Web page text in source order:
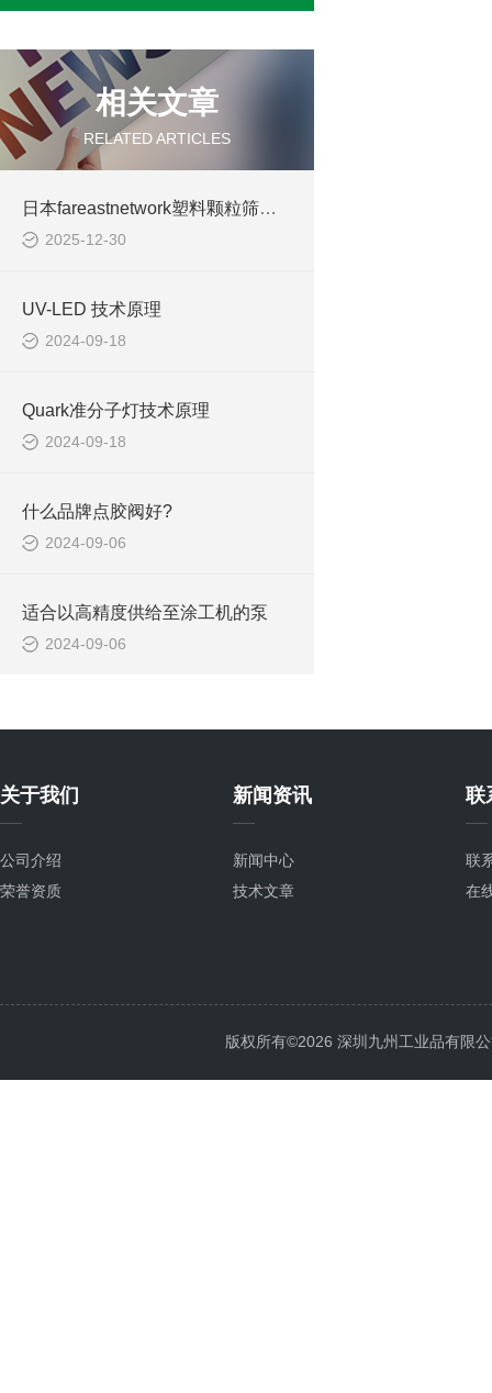
相关文章
RELATED ARTICLES
日本fareastnetwork塑料颗粒筛分机
2025-12-30
UV-LED 技术原理
2024-09-18
Quark准分子灯技术原理
2024-09-18
什么品牌点胶阀好?
2024-09-06
适合以高精度供给至涂工机的泵
2024-09-06
关于我们
公司介绍
荣誉资质
新闻资讯
新闻中心
技术文章
联
联
在
版权所有©2026 深圳九州工业品有限